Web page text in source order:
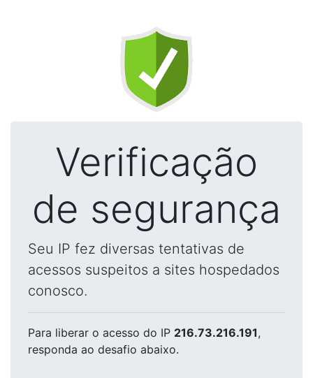
Verificação
de segurança
Seu IP fez diversas tentativas de
acessos suspeitos a sites hospedados
conosco.
Para liberar o acesso do IP 216.73.216.191,
responda ao desafio abaixo.